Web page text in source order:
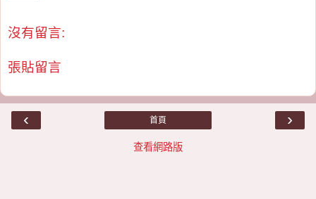
沒有留言:
張貼留言
‹ ›
首頁
查看網路版